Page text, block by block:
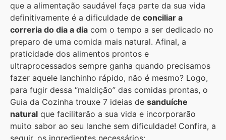
que a alimentação saudável faça parte da sua vida
definitivamente é a dificuldade de conciliar a
correria do dia a dia com o tempo a ser dedicado no
preparo de uma comida mais natural. Afinal, a
praticidade dos alimentos prontos e
ultraprocessados sempre ganha quando precisamos
fazer aquele lanchinho rápido, não é mesmo? Logo,
para fugir dessa “maldição” das comidas prontas, o
Guia da Cozinha trouxe 7 ideias de sanduíche
natural que facilitarão a sua vida e incorporarão
muito sabor ao seu lanche sem dificuldade! Confira, a